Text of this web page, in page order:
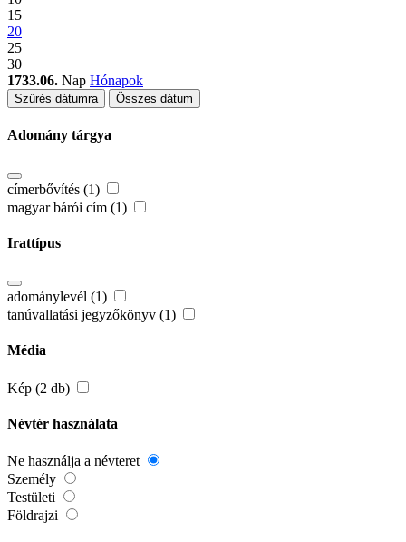
15
20
25
30
1733.06. Nap Hónapok
Szűrés dátumra Összes dátum
Adomány tárgya
címerbővítés (1)
magyar bárói cím (1)
Irattípus
adománylevél (1)
tanúvallatási jegyzőkönyv (1)
Média
Kép (2 db)
Névtér használata
Ne használja a névteret
Személy
Testületi
Földrajzi